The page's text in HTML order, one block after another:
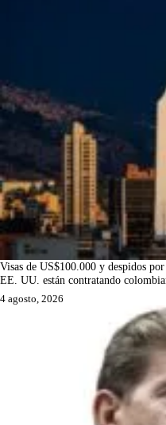
Visas de US$100.000 y despidos
EE. UU. están contratando
4 agosto, 2026